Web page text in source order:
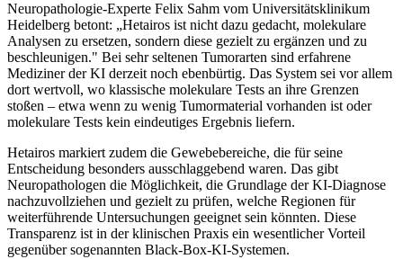
Neuropathologie-Experte Felix Sahm vom Universitätsklinikum
Heidelberg betont: „Hetairos ist nicht dazu gedacht, molekulare
Analysen zu ersetzen, sondern diese gezielt zu ergänzen und zu
beschleunigen." Bei sehr seltenen Tumorarten sind erfahrene
Mediziner der KI derzeit noch ebenbürtig. Das System sei vor allem
dort wertvoll, wo klassische molekulare Tests an ihre Grenzen
stoßen – etwa wenn zu wenig Tumormaterial vorhanden ist oder
molekulare Tests kein eindeutiges Ergebnis liefern.
Hetairos markiert zudem die Gewebebereiche, die für seine
Entscheidung besonders ausschlaggebend waren. Das gibt
Neuropathologen die Möglichkeit, die Grundlage der KI-Diagnose
nachzuvollziehen und gezielt zu prüfen, welche Regionen für
weiterführende Untersuchungen geeignet sein könnten. Diese
Transparenz ist in der klinischen Praxis ein wesentlicher Vorteil
gegenüber sogenannten Black-Box-KI-Systemen.